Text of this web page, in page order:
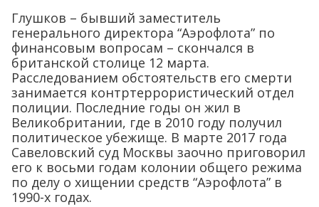
Глушков – бывший заместитель
генерального директора “Аэрофлота” по
финансовым вопросам – скончался в
британской столице 12 марта.
Расследованием обстоятельств его смерти
занимается контртеррористический отдел
полиции. Последние годы он жил в
Великобритании, где в 2010 году получил
политическое убежище. В марте 2017 года
Савеловский суд Москвы заочно приговорил
его к восьми годам колонии общего режима
по делу о хищении средств “Аэрофлота” в
1990-х годах.